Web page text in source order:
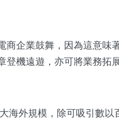
企業鼓舞，因為這意味
登機遠遊，亦可將業務拓
外規模，除可吸引數以